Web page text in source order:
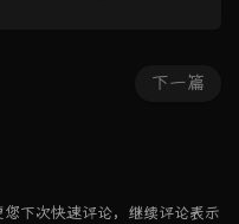
下一篇
下次快速评论，继续评论表示